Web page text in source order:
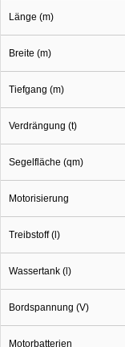
Länge (m)
Breite (m)
Tiefgang (m)
Verdrängung (t)
Segelfläche (qm)
Motorisierung
Treibstoff (l)
Wassertank (l)
Bordspannung (V)
Motorbatterien